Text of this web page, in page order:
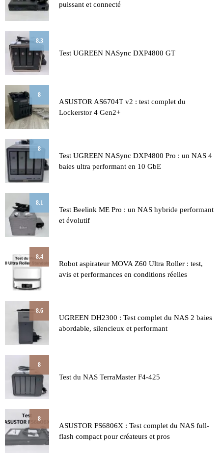
puissant et connecté
8.3
Test UGREEN NASync DXP4800 GT
8
ASUSTOR AS6704T v2 : test complet du
Lockerstor 4 Gen2+
8
Test UGREEN NASync DXP4800 Pro : un NAS 4
baies ultra performant en 10 GbE
8.1
Test Beelink ME Pro : un NAS hybride performant
et évolutif
8.4
Robot aspirateur MOVA Z60 Ultra Roller : test,
avis et performances en conditions réelles
8.6
UGREEN DH2300 : Test complet du NAS 2 baies
abordable, silencieux et performant
8
Test du NAS TerraMaster F4-425
8
ASUSTOR FS6806X : Test complet du NAS full-
flash compact pour créateurs et pros